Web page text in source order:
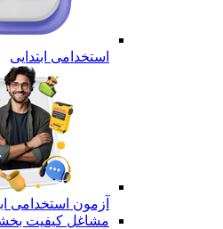
استخدامی ابتدایی
آزمون استخدامی
مشاغل کیفیت